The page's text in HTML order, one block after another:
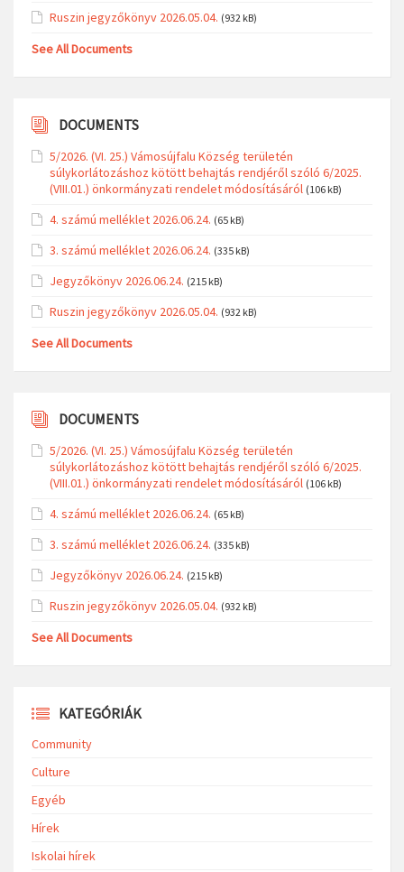
Ruszin jegyzőkönyv 2026.05.04. (932 kB)
See All Documents
DOCUMENTS
5/2026. (VI. 25.) Vámosújfalu Község területén
súlykorlátozáshoz kötött behajtás rendjéről szóló 6/2025.
(VIII.01.) önkormányzati rendelet módosításáról (106 kB)
4. számú melléklet 2026.06.24. (65 kB)
3. számú melléklet 2026.06.24. (335 kB)
Jegyzőkönyv 2026.06.24. (215 kB)
Ruszin jegyzőkönyv 2026.05.04. (932 kB)
See All Documents
DOCUMENTS
5/2026. (VI. 25.) Vámosújfalu Község területén
súlykorlátozáshoz kötött behajtás rendjéről szóló 6/2025.
(VIII.01.) önkormányzati rendelet módosításáról (106 kB)
4. számú melléklet 2026.06.24. (65 kB)
3. számú melléklet 2026.06.24. (335 kB)
Jegyzőkönyv 2026.06.24. (215 kB)
Ruszin jegyzőkönyv 2026.05.04. (932 kB)
See All Documents
KATEGÓRIÁK
Community
Culture
Egyéb
Hírek
Iskolai hírek